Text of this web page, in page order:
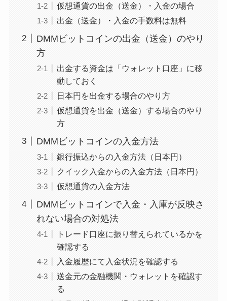
仮想通貨の出金（送金）・入金の場合
出金（送金）・入金の手数料は無料
DMMビットコインの出金（送金）のやり
方
出金する資金は「ウォレット口座」に移
動しておく
日本円を出金する場合のやり方
仮想通貨を出金（送金）する場合のやり
方
DMMビットコインの入金方法
銀行振込からの入金方法（日本円）
クイック入金からの入金方法（日本円）
仮想通貨の入金方法
DMMビットコインで入金・入庫が反映さ
れない場合の対処法
トレード口座に振り替えられているかを
確認する
入金履歴にて入金状況を確認する
送金元の金融機関・ウォレットを確認す
る